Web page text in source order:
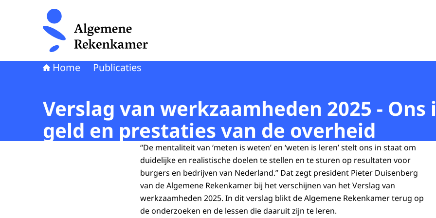
Naar de homepage van Algemene Rekenkamer
Home Publicaties
Verslag van werkzaamheden 2025 -
geld en prestaties van de overheid
“De mentaliteit van ‘meten is weten’ en ‘weten is leren’ stelt ons in staat om
duidelijke en realistische doelen te stellen en te sturen op resultaten voor
burgers en bedrijven van Nederland.” Dat zegt president Pieter Duisenberg
van de Algemene Rekenkamer bij het verschijnen van het Verslag van
werkzaamheden 2025. In dit verslag blikt de Algemene Rekenkamer terug op
de onderzoeken en de lessen die daaruit zijn te leren.